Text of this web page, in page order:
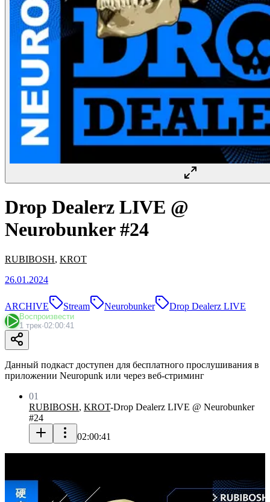
Drop Dealerz LIVE @
Neurobunker #24
RUBIBOSH, KROT
26.01.2024
ARCHIVE Stream Neurobunker Drop Dealerz LIVE
Воспроизвести
1 трек·02:00:41
Данный подкаст доступен для бесплатного прослушивания в
приложении Neuropunk или через веб-стриминг
01
RUBIBOSH, KROT-Drop Dealerz LIVE @ Neurobunker
#24
02:00:41